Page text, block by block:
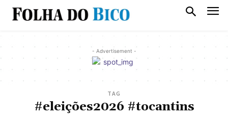
- Advertisement -
TAG
#eleições2026 #tocantins